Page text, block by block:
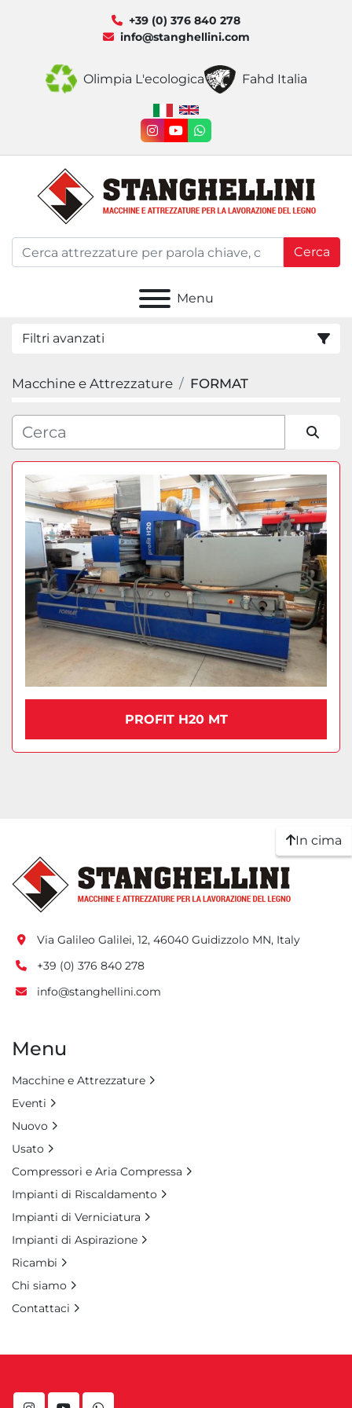
+39 (0) 376 840 278
info@stanghellini.com
Olimpia L'ecologica Fahd Italia
instagram
youtubewhatsapp
Cerca
Menu
Filtri avanzati
Categoria
Produttore
Modello
Macchine e Attrezzature FORMAT
Ordina per
PROFIT H20 MT
In cima
Via Galileo Galilei, 12, 46040 Guidizzolo MN, Italy
+39 (0) 376 840 278
info@stanghellini.com
Menu
Macchine e Attrezzature
Eventi
Nuovo
Usato
Compressori e Aria Compressa
Impianti di Riscaldamento
Impianti di Verniciatura
Impianti di Aspirazione
Ricambi
Chi siamo
Contattaci